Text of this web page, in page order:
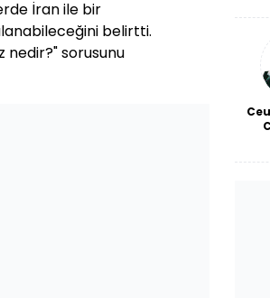
İran ile bir
belirtti.
nedir?" sorusunu